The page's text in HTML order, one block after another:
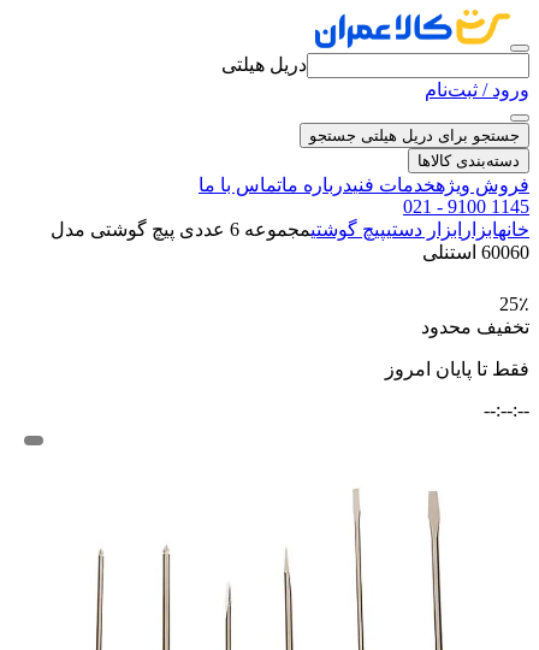
دریل هیلتی
ورود / ثبت‌نام
جستجو برای دریل هیلتی جستجو
دسته‌بندی کالاها
فروش ویژهخدمات فنیدرباره ماتماس با ما
021 - 9100 1145
خانهابزار ابزار دستیپیچ گوشتی
مجموعه 6 عددی پیچ گوشتی مدل
60060 استنلی
25٪
تخفیف محدود
فقط تا پایان امروز
--:--:--